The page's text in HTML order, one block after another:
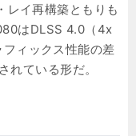
レイ再構築ともりも
はDLSS 4.0（4x
ィックス性能の差
れている形だ。